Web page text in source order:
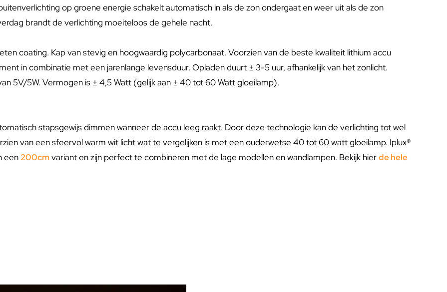
op groene energie schakelt automatisch in als de zon ondergaat en weer uit als de zon
brandt de verlichting moeiteloos de gehele nacht.
coating. Kap van stevig en hoogwaardig polycarbonaat. Voorzien van de beste kwaliteit lithium accu
in combinatie met een jarenlange levensduur. Opladen duurt ± 3-5 uur, afhankelijk van het zonlicht.
5V/5W. Vermogen is ± 4,5 Watt (gelijk aan ± 40 tot 60 Watt gloeilamp).
stapsgewijs dimmen wanneer de accu leeg raakt. Door deze technologie kan de verlichting tot wel
van een sfeervol warm wit licht wat te vergelijken is met een ouderwetse 40 tot 60 watt gloeilamp. Iplux®
een 200cmvariant en zijn perfect te combineren met de lage modellen en wandlampen. Bekijk hierde hele